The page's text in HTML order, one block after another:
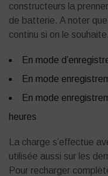
constructeurs la
de batterie. A noter
continu si on le souhaite.
En mode
En mode
En mode
heures
La charge s’effectue
utilisée aussi sur les
Pour recharger